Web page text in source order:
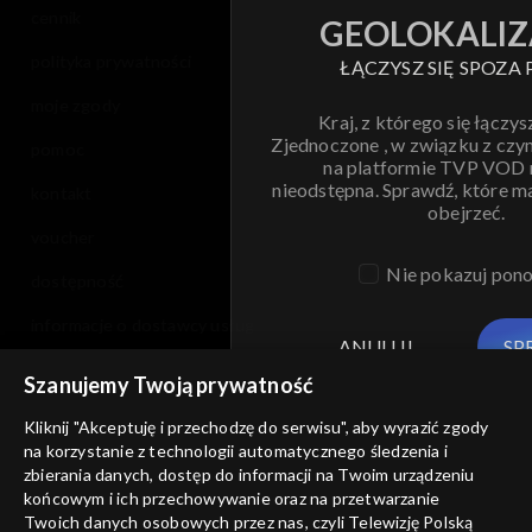
ŁĄCZYSZ SIĘ SPOZA
Kraj, z którego się
Zjednoczone , w związku z
na platformie TVP VOD
nieodstępna. Sprawdź, które
obejrzeć.
Nie pokazuj
ANULUJ
Szanujemy Twoją prywatność
Kliknij "Akceptuję i przechodzę do serwisu", aby wyrazić zgody
na korzystanie z technologii automatycznego śledzenia i
zbierania danych, dostęp do informacji na Twoim urządzeniu
końcowym i ich przechowywanie oraz na przetwarzanie
Twoich danych osobowych przez nas, czyli Telewizję Polską